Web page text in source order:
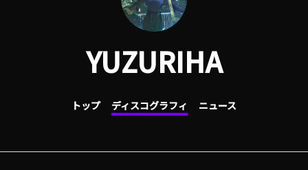
ご利用の流れ
よくある質問
YUZURIHA
トップ ディスコグラフィ ニュース